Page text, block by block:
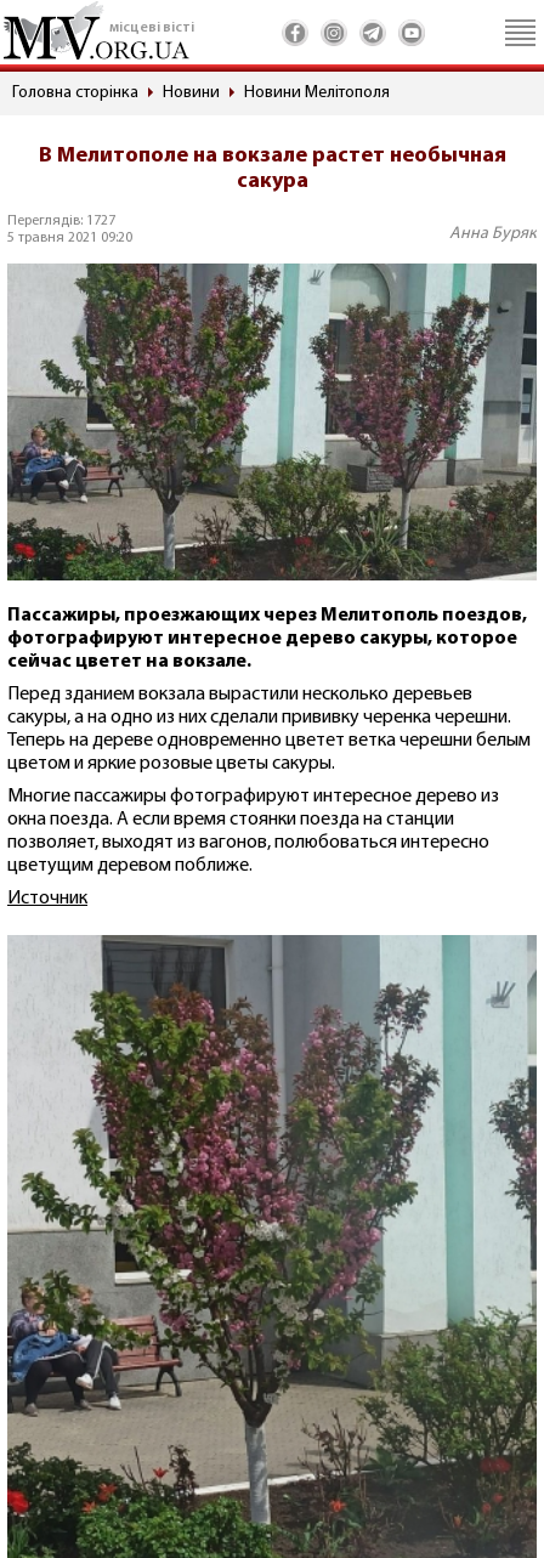
місцеві вісті
Головна сторінка Новини Новини Мелітополя
В Мелитополе на вокзале растет необычная
сакура
Переглядів: 1727
5 травня 2021 09:20
Анна Буряк
Пассажиры, проезжающих через Мелитополь поездов,
фотографируют интересное дерево сакуры, которое
сейчас цветет на вокзале.
Перед зданием вокзала вырастили несколько деревьев
сакуры, а на одно из них сделали прививку черенка черешни.
Теперь на дереве одновременно цветет ветка черешни белым
цветом и яркие розовые цветы сакуры.
Многие пассажиры фотографируют интересное дерево из
окна поезда. А если время стоянки поезда на станции
позволяет, выходят из вагонов, полюбоваться интересно
цветущим деревом поближе.
Источник